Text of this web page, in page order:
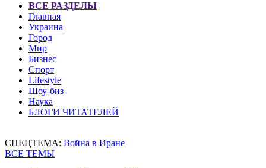
ВСЕ РАЗДЕЛЫ
Главная
Украина
Город
Мир
Бизнес
Спорт
Lifestyle
Шоу-биз
Наука
БЛОГИ ЧИТАТЕЛЕЙ
СПЕЦТЕМА: Война в Иране
ВСЕ ТЕМЫ